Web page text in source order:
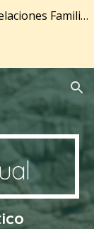
¡Descárgate la Guía Gratuita sobre Constelaciones Familiares!